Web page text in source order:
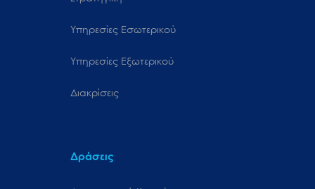
Υπηρεσίες Εσωτερικού
Υπηρεσίες Εξωτερικού
Διακρίσεις
Δράσεις